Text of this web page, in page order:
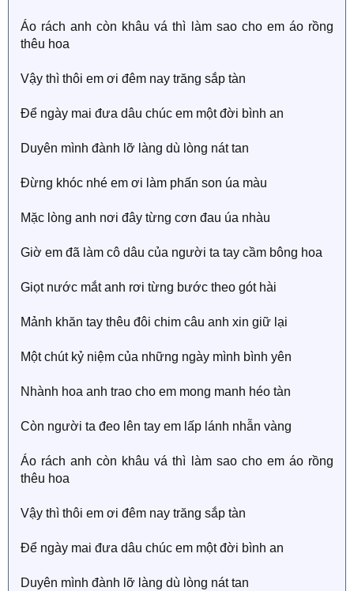
Áo rách anh còn khâu vá thì làm sao cho em áo rồng
thêu hoa
Vậy thì thôi em ơi đêm nay trăng sắp tàn
Để ngày mai đưa dâu chúc em một đời bình an
Duyên mình đành lỡ làng dù lòng nát tan
Đừng khóc nhé em ơi làm phấn son úa màu
Mặc lòng anh nơi đây từng cơn đau úa nhàu
Giờ em đã làm cô dâu của người ta tay cầm bông hoa
Giọt nước mắt anh rơi từng bước theo gót hài
Mảnh khăn tay thêu đôi chim câu anh xin giữ lại
Một chút kỷ niệm của những ngày mình bình yên
Nhành hoa anh trao cho em mong manh héo tàn
Còn người ta đeo lên tay em lấp lánh nhẫn vàng
Áo rách anh còn khâu vá thì làm sao cho em áo rồng
thêu hoa
Vậy thì thôi em ơi đêm nay trăng sắp tàn
Để ngày mai đưa dâu chúc em một đời bình an
Duyên mình đành lỡ làng dù lòng nát tan